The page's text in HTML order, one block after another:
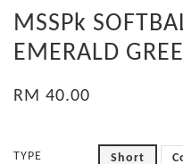
MSSPk
EMERALD
RM 40.00
TYPE Short